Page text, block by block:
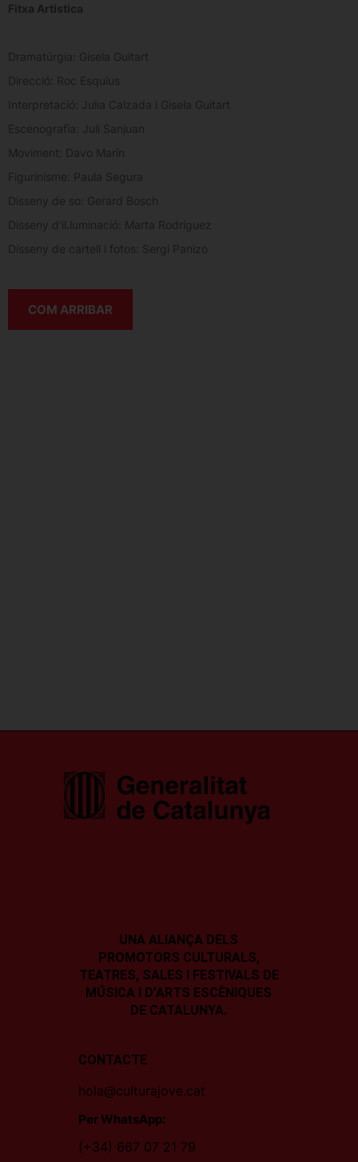
Fitxa Artistica
Dramatúrgia: Gisela Guitart
Direcció: Roc Esquius
Interpretació: Julia Calzada i Gisela Guitart
Escenografia: Juli Sanjuan
Moviment: Davo Marín
Figurinisme: Paula Segura
Disseny de so: Gerard Bosch
Disseny d'il.luminació: Marta Rodríguez
Disseny de cartell i fotos: Sergi Panizo
COM ARRIBAR
UNA ALIANÇA DELS
PROMOTORS CULTURALS,
TEATRES, SALES I FESTIVALS DE
MÚSICA I D’ARTS ESCÈNIQUES
DE CATALUNYA.
CONTACTE
hola@culturajove.cat
Per WhatsApp:
(+34) 667 07 21 79